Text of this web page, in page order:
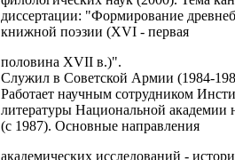
диссертации: "Формирование
книжной поэзии (ХVІ - первая
половина ХVІІ в.)".
Служил в Советской Армии (1984-
Работает научным сотрудником
литературы Национальной академии
(с 1987). Основные направления
академических исследований -